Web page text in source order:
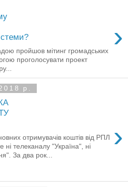
›
пройшов мітинг громадських
проголосувати проект
р.
›
отримувачів коштів від РПЛ
ні телеканалу "Україна", ні
За два рок...